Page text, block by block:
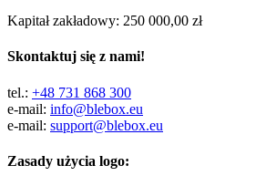
Kapitał zakładowy: 250 000,00 zł
Skontaktuj się z nami!
tel.: +48 731 868 300
e-mail: info@blebox.eu
e-mail: support@blebox.eu
Zasady użycia logo: